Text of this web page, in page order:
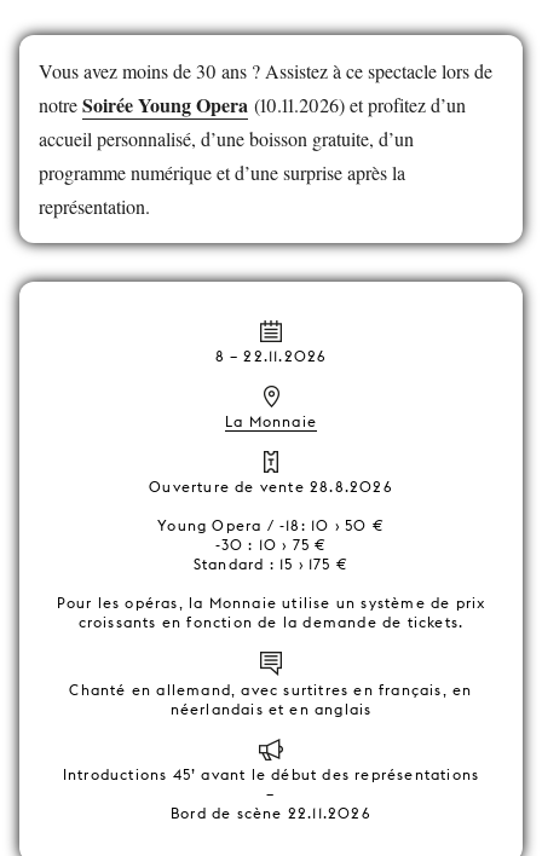
Vous avez moins de 30 ans ? Assistez à ce spectacle lors de
notreSoirée Young Opera (10.11.2026) et profitez d’un
accueil personnalisé, d’une boisson gratuite, d’un
programme numérique et d’une surprise après la
représentation.
8 –22.11.2026
La Monnaie
Ouverture de vente 28.8.2026
Young Opera / -18: 10 › 50 €
-30 : 10 › 75 €
Standard : 15 › 175 €
Pour les opéras, la Monnaie utilise un système de prix
croissants en fonction de la demande de tickets.
Chanté en allemand, avec surtitres en français, en
néerlandais et en anglais
Introductions 45’ avant le début des représentations
–
Bord de scène 22.11.2026